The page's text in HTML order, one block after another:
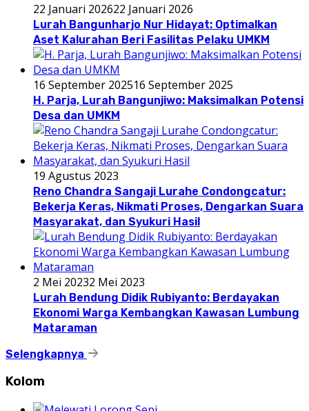
22 Januari 202622 Januari 2026
Lurah Bangunharjo Nur Hidayat: Optimalkan
Aset Kalurahan Beri Fasilitas Pelaku UMKM
16 September 202516 September 2025
H. Parja, Lurah Bangunjiwo: Maksimalkan Potensi
Desa dan UMKM
19 Agustus 2023
Reno Chandra Sangaji Lurahe Condongcatur:
Bekerja Keras, Nikmati Proses, Dengarkan Suara
Masyarakat, dan Syukuri Hasil
2 Mei 20232 Mei 2023
Lurah Bendung Didik Rubiyanto: Berdayakan
Ekonomi Warga Kembangkan Kawasan Lumbung
Mataraman
Selengkapnya
Kolom